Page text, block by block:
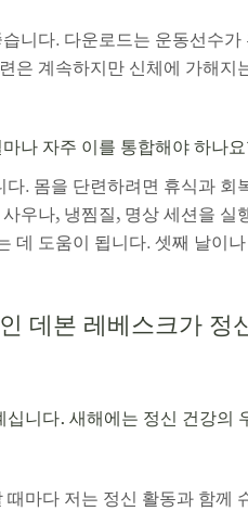
니다. 다운로드는 운동선수
은 계속하지만 신체에 가해지
나 자주 이를 통합해야 하나요
. 몸을 단련하려면 휴식과 회
우나, 냉찜질, 명상 세션을 실
데 도움이 됩니다. 셋째 날이
데본 레베스크가 정
니다. 새해에는 정신 건강의
마다 저는 정신 활동과 함께